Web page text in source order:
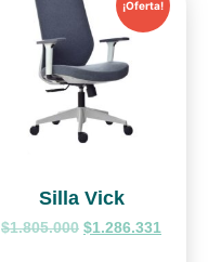
¡Oferta!
Silla Vick
$1.805.000 $1.286.331